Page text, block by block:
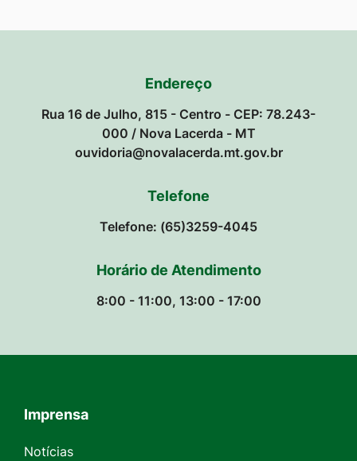
Endereço
Rua 16 de Julho, 815 - Centro - CEP: 78.243-
000 / Nova Lacerda - MT
ouvidoria@novalacerda.mt.gov.br
Telefone
Telefone: (65)3259-4045
Horário de Atendimento
8:00 - 11:00, 13:00 - 17:00
Seção do Rodapé e Contato
Imprensa
Notícias